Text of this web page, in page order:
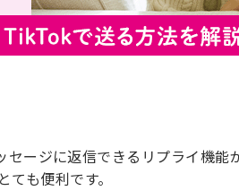
ジに返信できるリプライ機能
も便利です。